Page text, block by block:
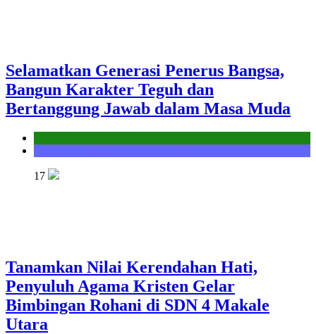
Selamatkan Generasi Penerus Bangsa,
Bangun Karakter Teguh dan
Bertanggung Jawab dalam Masa Muda
17
Tanamkan Nilai Kerendahan Hati,
Penyuluh Agama Kristen Gelar
Bimbingan Rohani di SDN 4 Makale
Utara